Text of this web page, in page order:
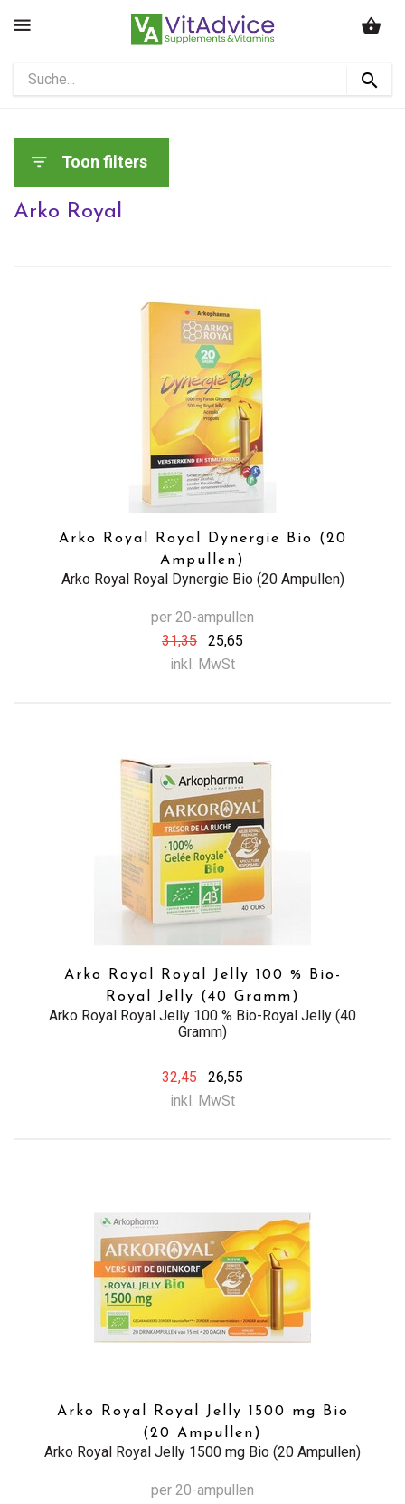
Toon filters
Arko Royal
Arko Royal Royal Dynergie Bio (20
Ampullen)
Arko Royal Royal Dynergie Bio (20 Ampullen)
per 20-ampullen
31,35
25,65
inkl. MwSt
Arko Royal Royal Jelly 100 % Bio-
Royal Jelly (40 Gramm)
Arko Royal Royal Jelly 100 % Bio-Royal Jelly (40
Gramm)
32,45
26,55
inkl. MwSt
Arko Royal Royal Jelly 1500 mg Bio
(20 Ampullen)
Arko Royal Royal Jelly 1500 mg Bio (20 Ampullen)
per 20-ampullen